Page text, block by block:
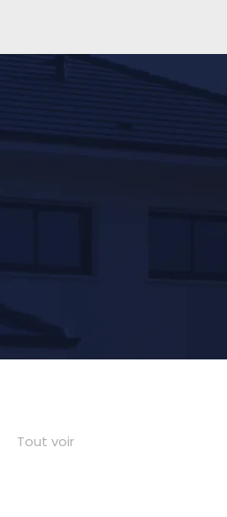
Tout voir